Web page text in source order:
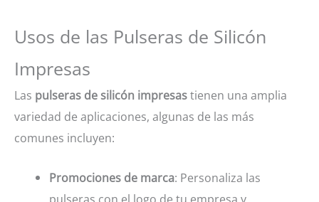
Usos de las Pulseras de Silicón
Impresas
Las pulseras de silicón impresastienen una amplia
variedad de aplicaciones, algunas de las más
comunes incluyen:
Promociones de marca: Personaliza las